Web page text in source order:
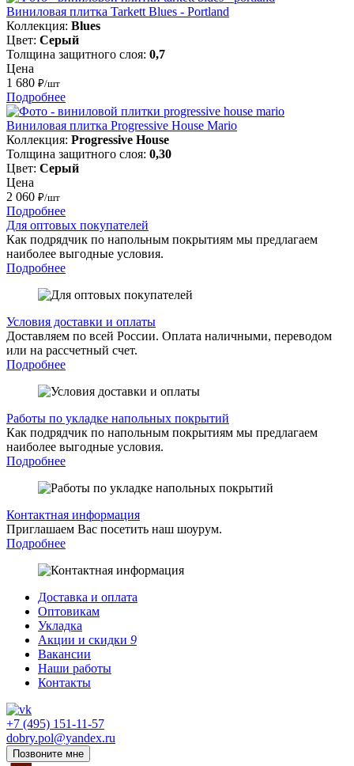
Виниловая плитка Tarkett Blues - Portland
Коллекция: Blues
Цвет: Серый
Толщина защитного слоя: 0,7
Цена
1 680 ₽/шт
Подробнее
Виниловая плитка Progressive House Mario
Коллекция: Progressive House
Толщина защитного слоя: 0,30
Цвет: Серый
Цена
2 060 ₽/шт
Подробнее
Для оптовых покупателей
Как подрядчик по напольным покрытиям мы предлагаем
наиболее выгодные условия.
Подробнее
Условия доставки и оплаты
Доставляем по всей России. Оплата наличными, переводом
или на рассчетный счет.
Подробнее
Работы по укладке напольных покрытий
Как подрядчик по напольным покрытиям мы предлагаем
наиболее выгодные условия.
Подробнее
Контактная информация
Приглашаем Вас посетить наш шоурум.
Подробнее
Доставка и оплата
Оптовикам
Укладка
Акции и скидки 9
Вакансии
Наши работы
Контакты
+7 (495) 151-11-57
dobry.pol@yandex.ru
Позвоните мне